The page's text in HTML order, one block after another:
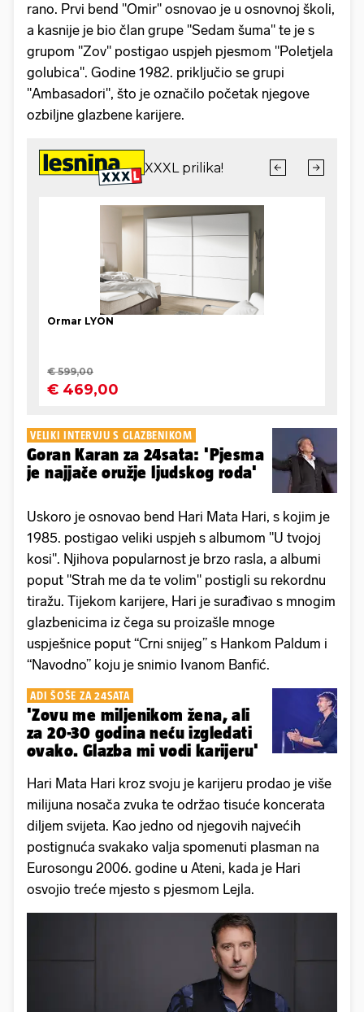
rano. Prvi bend "Omir" osnovao je u osnovnoj školi,
a kasnije je bio član grupe "Sedam šuma" te je s
grupom "Zov" postigao uspjeh pjesmom "Poletjela
golubica". Godine 1982. priključio se grupi
"Ambasadori", što je označilo početak njegove
ozbiljne glazbene karijere.
VELIKI INTERVJU S GLAZBENIKOM
Goran Karan za 24sata: 'Pjesma
je najjače oružje ljudskog roda'
Uskoro je osnovao bend Hari Mata Hari, s kojim je
1985. postigao veliki uspjeh s albumom "U tvojoj
kosi". Njihova popularnost je brzo rasla, a albumi
poput "Strah me da te volim" postigli su rekordnu
tiražu. Tijekom karijere, Hari je surađivao s mnogim
glazbenicima iz čega su proizašle mnoge
uspješnice poput “Crni snijeg” s Hankom Paldum i
“Navodno” koju je snimio Ivanom Banfić.
ADI ŠOŠE ZA 24SATA
'Zovu me miljenikom žena, ali
za 20-30 godina neću izgledati
ovako. Glazba mi vodi karijeru'
Hari Mata Hari kroz svoju je karijeru prodao je više
milijuna nosača zvuka te održao tisuće koncerata
diljem svijeta. Kao jedno od njegovih najvećih
postignuća svakako valja spomenuti plasman na
Eurosongu 2006. godine u Ateni, kada je Hari
osvojio treće mjesto s pjesmom Lejla.